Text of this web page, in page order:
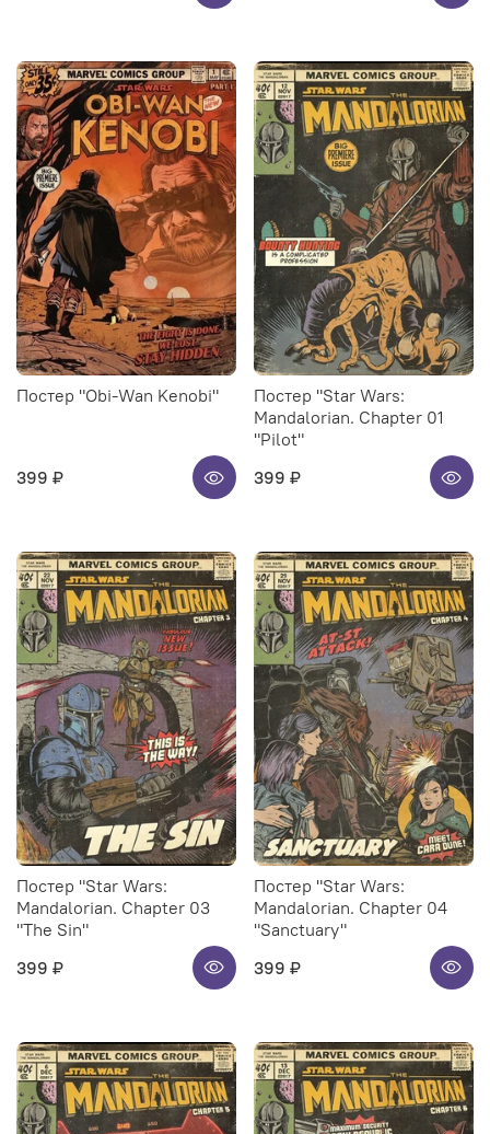
Постер "Obi-Wan Kenobi"
399 ₽
Постер "Star Wars:
Mandalorian. Chapter 01
"Pilot"
399 ₽
Постер "Star Wars:
Mandalorian. Chapter 03
"The Sin"
399 ₽
Постер "Star Wars:
Mandalorian. Chapter 04
"Sanctuary"
399 ₽